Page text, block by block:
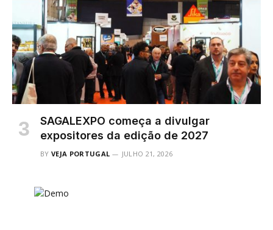
SAGALEXPO começa a divulgar
expositores da edição de 2027
BY VEJA PORTUGAL JULHO 21, 2026